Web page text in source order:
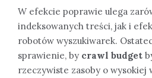
W efekcie poprawie ulega
indeksowanych treści, jak i
robotów wyszukiwarek.
sprawienie, by crawl budget
rzeczywiste zasoby o wysokiej